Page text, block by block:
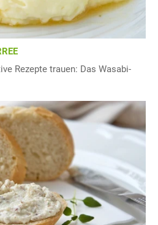
Rezepte trauen: Das Wasabi-